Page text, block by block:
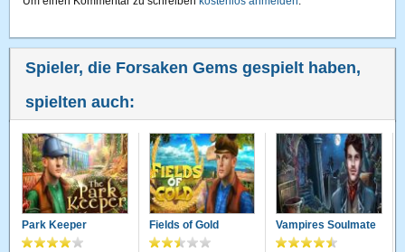
Spieler, die Forsaken Gems gespielt haben,
spielten auch:
Park Keeper Fields of Gold Vampires Soulmate